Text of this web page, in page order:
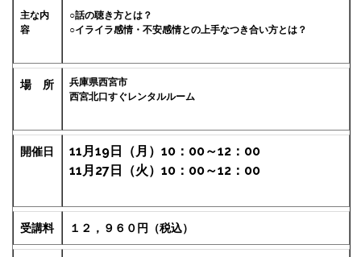
主な内
容
○話の聴き方とは？
○イライラ感情・不安感情との上手なつき合い方とは？
場 所
兵庫県西宮市
西宮北口すぐレンタルルーム
開催日
11月19日（月）10：00～12：00
11月27日（火）10：00～12：00
受講料 １２，９６０円（税込）